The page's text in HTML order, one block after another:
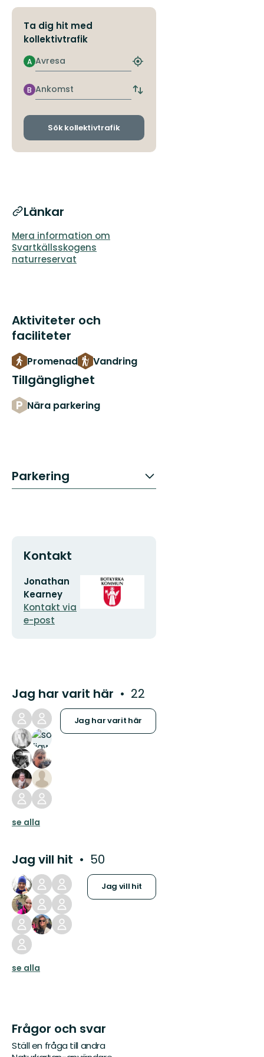
Ta dig hit med
kollektivtrafik
Avresa
A
Hitta
hållplats
Ankomst
B
Byt
och
Sök kollektivtrafik
Länkar
Mera information om
Svartkällsskogens
naturreservat
Aktiviteter och
faciliteter
Promenad Vandring
Tillgänglighet
Nära parkering
Parkering
Kontakt
E-
postadress
Jonathan
Kearney
Kontakt via
e-post
Organisationens
logotyp
Jag har varit här 22
Jag har varit här
se alla
Jag vill hit 50
Jag vill hit
se alla
Frågor och svar
Ställ en fråga till andra